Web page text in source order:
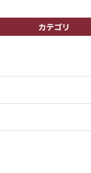
カテゴリ